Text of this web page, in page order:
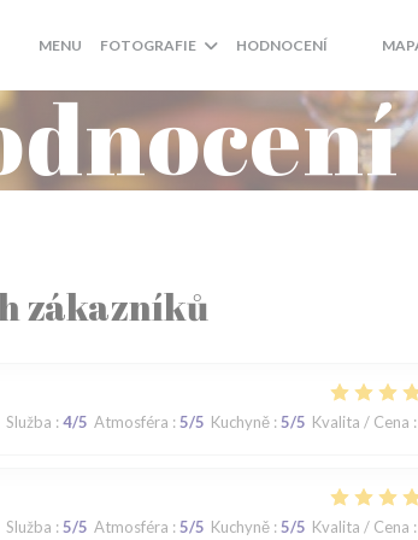
MENU FOTOGRAFIE HODNOCENÍ
zákazníků
Služba : 4/5 Atmosféra : 5/5 Kuchyně: 5/5 Kvalita / Cena :
Služba : 5/5 Atmosféra : 5/5 Kuchyně: 5/5 Kvalita / Cena :